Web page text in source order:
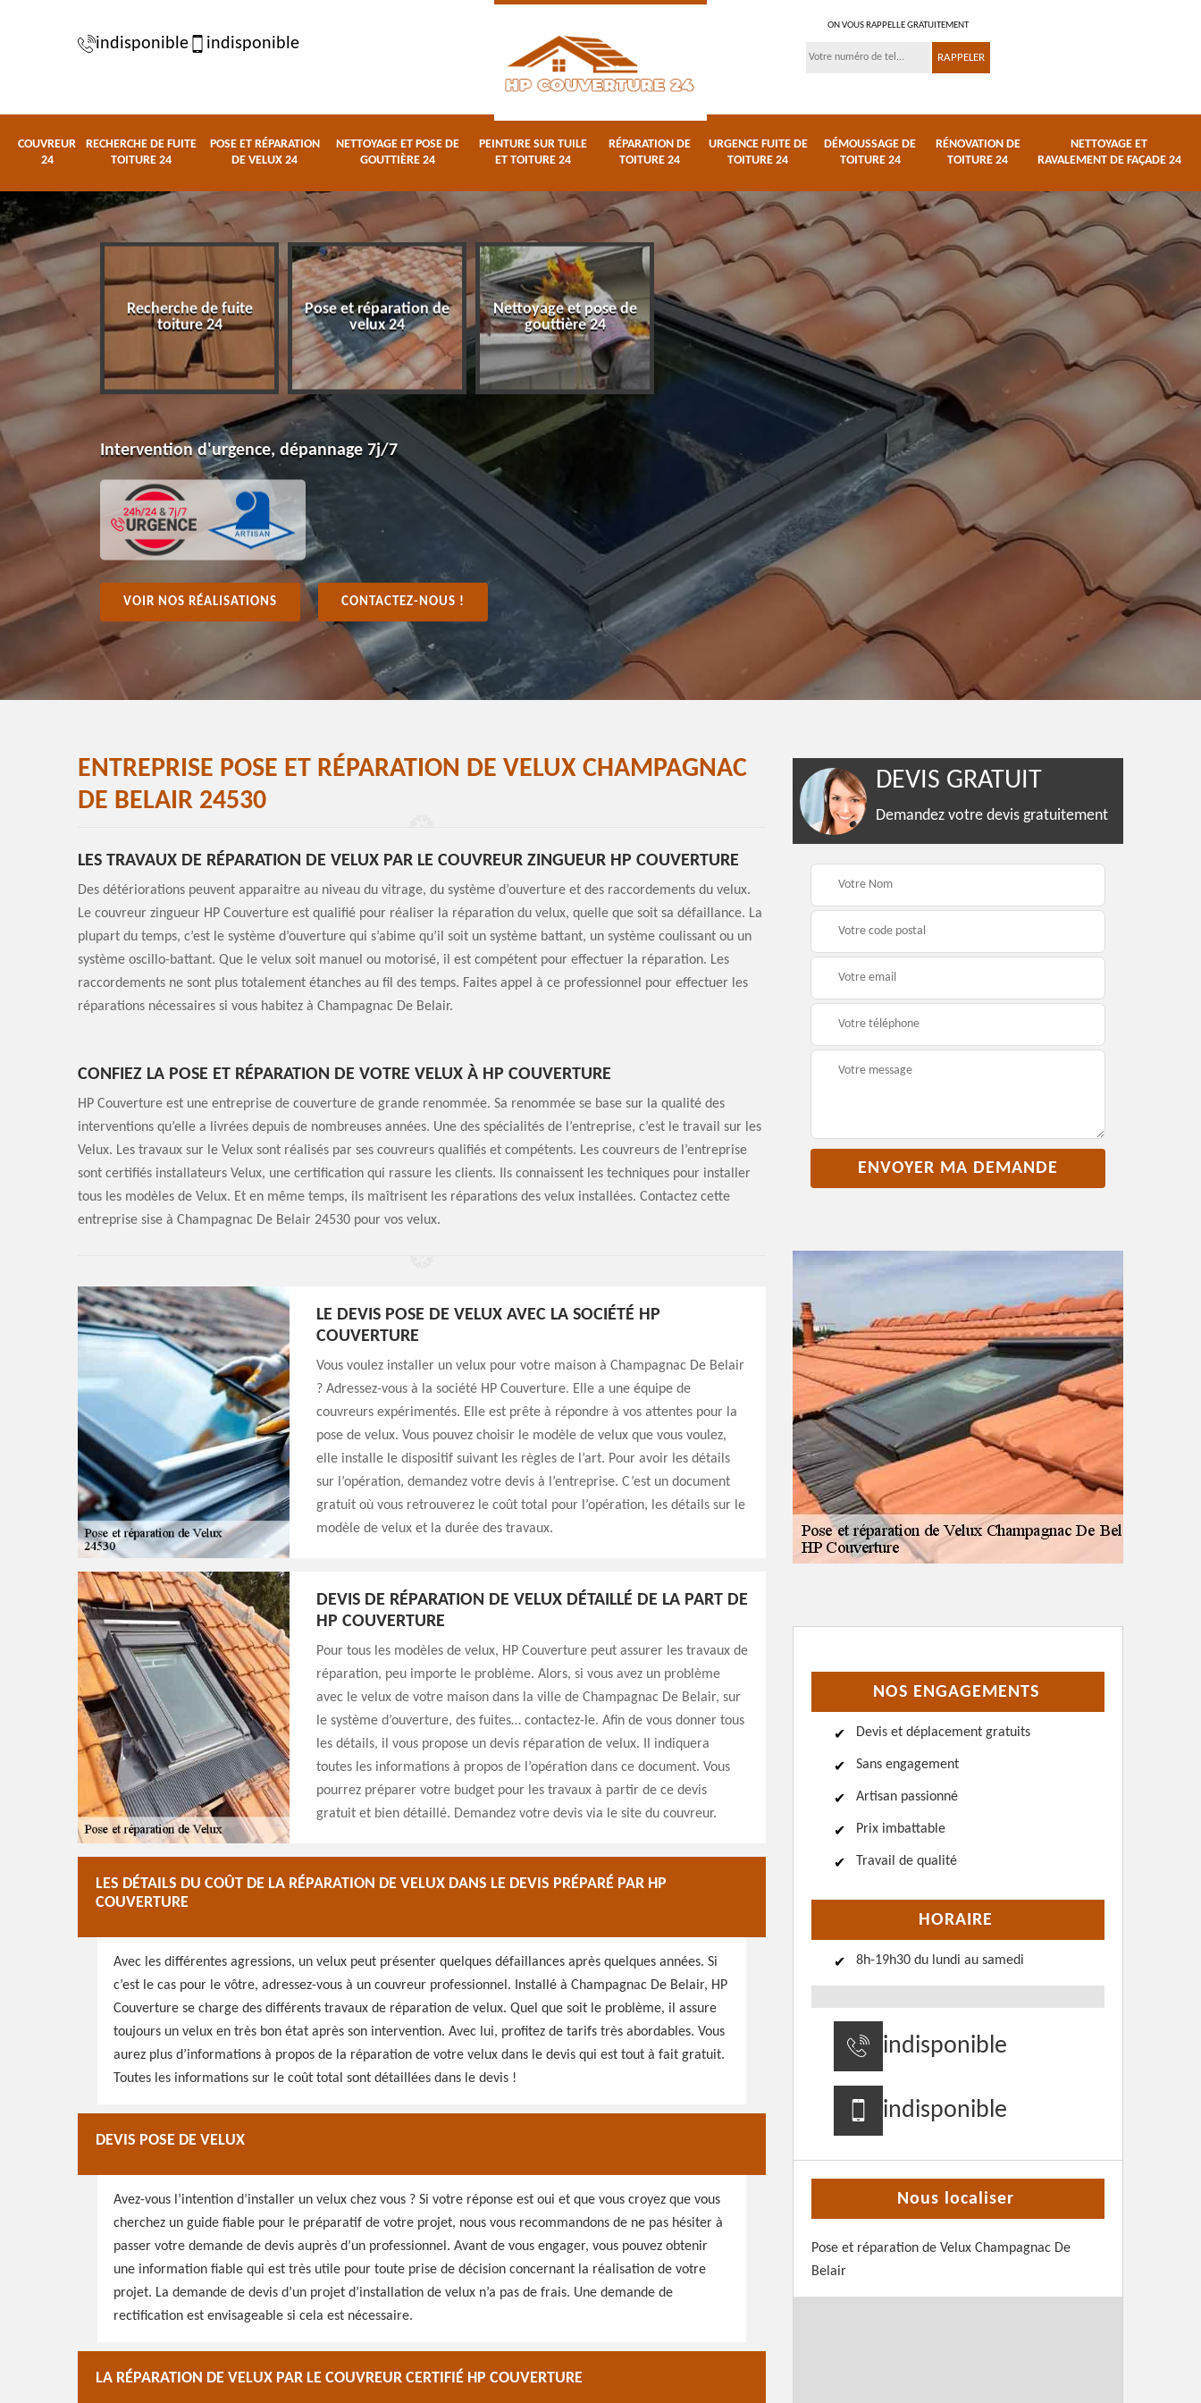
indisponible indisponible
ON VOUS RAPPELLE GRATUITEMENT
COUVREUR
24
RECHERCHE DE FUITE
TOITURE 24
POSE ET RÉPARATION
DE VELUX 24
NETTOYAGE ET POSE DE
GOUTTIÈRE 24
PEINTURE SUR TUILE
ET TOITURE 24
RÉPARATION DE
TOITURE 24
URGENCE FUITE DE
TOITURE 24
DÉMOUSSAGE DE
TOITURE 24
RÉNOVATION DE
TOITURE 24
NETTOYAGE ET
RAVALEMENT DE FAÇADE 24
24
Recherche de fuite
toiture 24
Pose et réparation de
velux 24
Nettoyage et pose de
gouttière 24
Peinture sur tuile et
toiture 24
Réparation de toiture
Urgence fuite de
toiture 24
Intervention d'urgence, dépannage 7j/7
VOIR NOS RÉALISATIONS CONTACTEZ-NOUS !
ENTREPRISE POSE ET RÉPARATION DE VELUX CHAMPAGNAC
DE BELAIR 24530
LES TRAVAUX DE RÉPARATION DE VELUX PAR LE COUVREUR ZINGUEUR HP COUVERTURE
Des détériorations peuvent apparaitre au niveau du vitrage, du système d’ouverture et des raccordements du velux.
Le couvreur zingueur HP Couverture est qualifié pour réaliser la réparation du velux, quelle que soit sa défaillance. La
plupart du temps, c’est le système d’ouverture qui s’abime qu’il soit un système battant, un système coulissant ou un
système oscillo-battant. Que le velux soit manuel ou motorisé, il est compétent pour effectuer la réparation. Les
raccordements ne sont plus totalement étanches au fil des temps. Faites appel à ce professionnel pour effectuer les
réparations nécessaires si vous habitez à Champagnac De Belair.
CONFIEZ LA POSE ET RÉPARATION DE VOTRE VELUX À HP COUVERTURE
HP Couverture est une entreprise de couverture de grande renommée. Sa renommée se base sur la qualité des
interventions qu’elle a livrées depuis de nombreuses années. Une des spécialités de l’entreprise, c’est le travail sur les
Velux. Les travaux sur le Velux sont réalisés par ses couvreurs qualifiés et compétents. Les couvreurs de l’entreprise
sont certifiés installateurs Velux, une certification qui rassure les clients. Ils connaissent les techniques pour installer
tous les modèles de Velux. Et en même temps, ils maîtrisent les réparations des velux installées. Contactez cette
entreprise sise à Champagnac De Belair 24530 pour vos velux.
LE DEVIS POSE DE VELUX AVEC LA SOCIÉTÉ HP
COUVERTURE
Vous voulez installer un velux pour votre maison à Champagnac De Belair
? Adressez-vous à la société HP Couverture. Elle a une équipe de
couvreurs expérimentés. Elle est prête à répondre à vos attentes pour la
pose de velux. Vous pouvez choisir le modèle de velux que vous voulez,
elle installe le dispositif suivant les règles de l’art. Pour avoir les détails
sur l’opération, demandez votre devis à l’entreprise. C’est un document
gratuit où vous retrouverez le coût total pour l’opération, les détails sur le
modèle de velux et la durée des travaux.
DEVIS DE RÉPARATION DE VELUX DÉTAILLÉ DE LA PART DE
HP COUVERTURE
Pour tous les modèles de velux, HP Couverture peut assurer les travaux de
réparation, peu importe le problème. Alors, si vous avez un problème
avec le velux de votre maison dans la ville de Champagnac De Belair, sur
le système d’ouverture, des fuites… contactez-le. Afin de vous donner tous
les détails, il vous propose un devis réparation de velux. Il indiquera
toutes les informations à propos de l’opération dans ce document. Vous
pourrez préparer votre budget pour les travaux à partir de ce devis
gratuit et bien détaillé. Demandez votre devis via le site du couvreur.
LES DÉTAILS DU COÛT DE LA RÉPARATION DE VELUX DANS LE DEVIS PRÉPARÉ PAR HP
COUVERTURE
Avec les différentes agressions, un velux peut présenter quelques défaillances après quelques années. Si
c’est le cas pour le vôtre, adressez-vous à un couvreur professionnel. Installé à Champagnac De Belair, HP
Couverture se charge des différents travaux de réparation de velux. Quel que soit le problème, il assure
toujours un velux en très bon état après son intervention. Avec lui, profitez de tarifs très abordables. Vous
aurez plus d’informations à propos de la réparation de votre velux dans le devis qui est tout à fait gratuit.
Toutes les informations sur le coût total sont détaillées dans le devis !
DEVIS POSE DE VELUX
Avez-vous l’intention d’installer un velux chez vous ? Si votre réponse est oui et que vous croyez que vous
cherchez un guide fiable pour le préparatif de votre projet, nous vous recommandons de ne pas hésiter à
passer votre demande de devis auprès d’un professionnel. Avant de vous engager, vous pouvez obtenir
une information fiable qui est très utile pour toute prise de décision concernant la réalisation de votre
projet. La demande de devis d’un projet d’installation de velux n’a pas de frais. Une demande de
rectification est envisageable si cela est nécessaire.
LA RÉPARATION DE VELUX PAR LE COUVREUR CERTIFIÉ HP COUVERTURE
DEVIS GRATUIT
Demandez votre devis gratuitement
NOS ENGAGEMENTS
Devis et déplacement gratuits
Sans engagement
Artisan passionné
Prix imbattable
Travail de qualité
HORAIRE
8h-19h30 du lundi au samedi
indisponible
indisponible
Nous localiser
Pose et réparation de Velux Champagnac De
Belair